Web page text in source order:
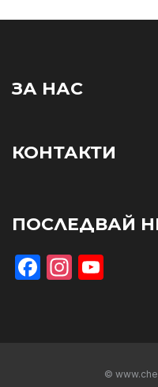
ЗА НАС
КОНТАКТИ
ПОСЛЕДВАЙ
Facebook
©